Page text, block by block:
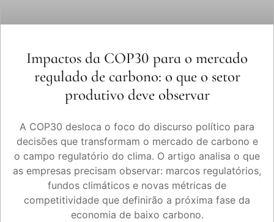
Impactos da COP30 para o mercado
regulado de carbono: o que o setor
produtivo deve observar
A COP30 desloca o foco do discurso político para
decisões que transformam o mercado de carbono e
o campo regulatório do clima. O artigo analisa o que
as empresas precisam observar: marcos regulatórios,
fundos climáticos e novas métricas de
competitividade que definirão a próxima fase da
economia de baixo carbono.